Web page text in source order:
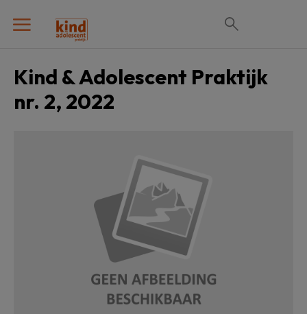
Kind & Adolescent Praktijk
nr. 2, 2022